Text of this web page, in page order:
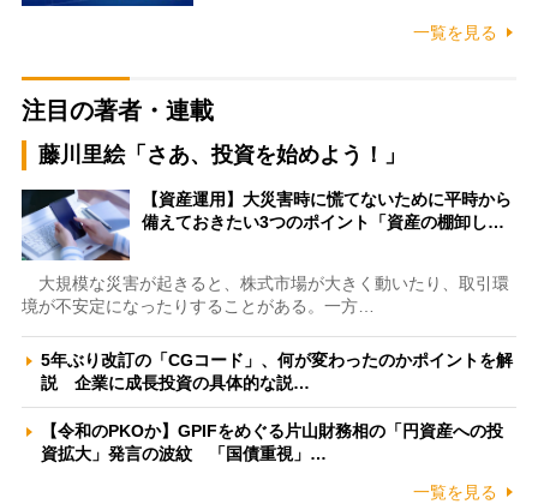
一覧を見る
注目の著者・連載
藤川里絵「さあ、投資を始めよう！」
【資産運用】大災害時に慌てないために平時から
備えておきたい3つのポイント「資産の棚卸し…
大規模な災害が起きると、株式市場が大きく動いたり、取引環
境が不安定になったりすることがある。一方…
5年ぶり改訂の「CGコード」、何が変わったのかポイントを解
説 企業に成長投資の具体的な説…
【令和のPKOか】GPIFをめぐる片山財務相の「円資産への投
資拡大」発言の波紋 「国債重視」…
一覧を見る